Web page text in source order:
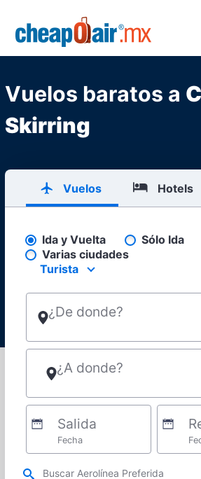
Skip to main content
Vuelos baratos a
Skirring
Vuelos Hotels
Pick your flight type
Ida y Vuelta
Sólo Ida
Varias ciudades
Select your preferred seating class.
Turista
¿De donde?
¿A donde?
Salida
Fecha
Refina tu búsqueda por aerolínea, ciudad o